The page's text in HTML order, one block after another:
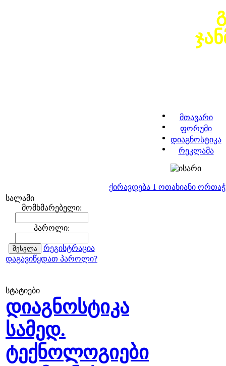
მთავარი
ფორუმი
დიაგნოსტიკა
რეკლამა
ქირავდება 1 ოთახიანი
სალამი
მომხმარებელი:
პაროლი:
რეგისტრაცია
დაგავიწყდათ პაროლი?
სტატიები
დიაგნოსტიკა
სამედ.
ტექნოლოგიები